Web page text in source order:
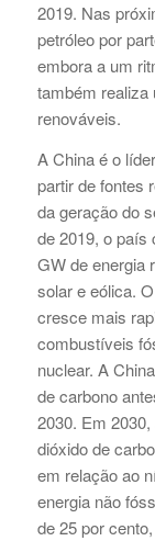
2019. Nas
petróleo por
embora a um
também realiza
renováveis.
A China é o
partir de fontes
da geração do
de 2019, o país
GW de energia
solar e eólica.
cresce mais
combustíveis
nuclear. A
de carbono
2030. Em
dióxido de
em relação ao
energia não
de 25 por